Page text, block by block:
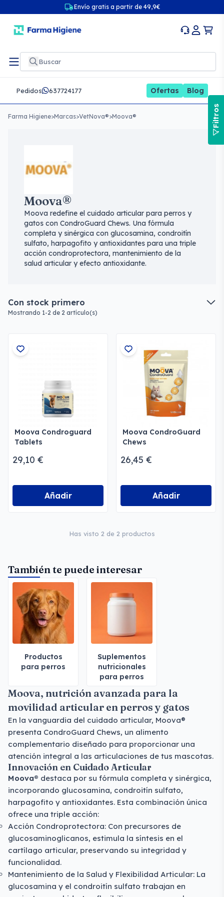
Envío gratis a partir de 49,9€
Pedidos 637724177 Ofertas Blog
Farma Higiene>Marcas>VetNova®>Moova®
Moova®
Moova redefine el cuidado articular para perros y
gatos con CondroGuard Chews. Una fórmula
completa y sinérgica con glucosamina, condroitín
sulfato, harpagofito y antioxidantes para una triple
acción condroprotectora, mantenimiento de la
salud articular y efecto antioxidante.
Con stock primero
Mostrando 1-2 de 2 artículo(s)
Moova Condroguard
Tablets
29,10 €
Añadir
Moova CondroGuard
Chews
26,45 €
Añadir
Has visto 2 de 2 productos
También te puede interesar
Productos
para perros
Suplementos
nutricionales
para perros
Moova, nutrición avanzada para la
movilidad articular en perros y gatos
En la vanguardia del cuidado articular, Moova®
presenta CondroGuard Chews, un alimento
complementario diseñado para proporcionar una
atención integral a las articulaciones de tus mascotas.
Innovación en Cuidado Articular
Moova® destaca por su fórmula completa y sinérgica,
incorporando glucosamina, condroitín sulfato,
harpagofito y antioxidantes. Esta combinación única
ofrece una triple acción:
Acción Condroprotectora: Con precursores de
glucosaminoglicanos, estimula la síntesis en el
cartílago articular, preservando su integridad y
funcionalidad.
Mantenimiento de la Salud y Flexibilidad Articular: La
glucosamina y el condroitín sulfato trabajan en
Filtros